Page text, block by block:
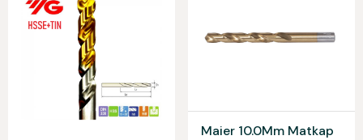
Maier 10.0Mm Matkap